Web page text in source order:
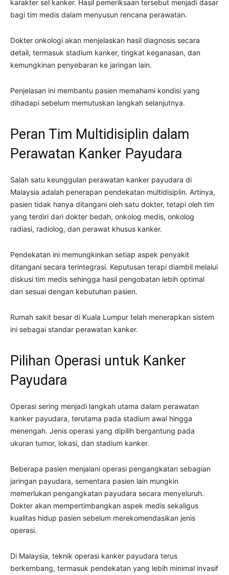
karakter sel kanker. Hasil pemeriksaan tersebut menjadi dasar
bagi tim medis dalam menyusun rencana perawatan.
Dokter onkologi akan menjelaskan hasil diagnosis secara
detail, termasuk stadium kanker, tingkat keganasan, dan
kemungkinan penyebaran ke jaringan lain.
Penjelasan ini membantu pasien memahami kondisi yang
dihadapi sebelum memutuskan langkah selanjutnya.
Peran Tim Multidisiplin dalam
Perawatan Kanker Payudara
Salah satu keunggulan perawatan kanker payudara di
Malaysia adalah penerapan pendekatan multidisiplin. Artinya,
pasien tidak hanya ditangani oleh satu dokter, tetapi oleh tim
yang terdiri dari dokter bedah, onkolog medis, onkolog
radiasi, radiolog, dan perawat khusus kanker.
Pendekatan ini memungkinkan setiap aspek penyakit
ditangani secara terintegrasi. Keputusan terapi diambil melalui
diskusi tim medis sehingga hasil pengobatan lebih optimal
dan sesuai dengan kebutuhan pasien.
Rumah sakit besar di Kuala Lumpur telah menerapkan sistem
ini sebagai standar perawatan kanker.
Pilihan Operasi untuk Kanker
Payudara
Operasi sering menjadi langkah utama dalam perawatan
kanker payudara, terutama pada stadium awal hingga
menengah. Jenis operasi yang dipilih bergantung pada
ukuran tumor, lokasi, dan stadium kanker.
Beberapa pasien menjalani operasi pengangkatan sebagian
jaringan payudara, sementara pasien lain mungkin
memerlukan pengangkatan payudara secara menyeluruh.
Dokter akan mempertimbangkan aspek medis sekaligus
kualitas hidup pasien sebelum merekomendasikan jenis
operasi.
Di Malaysia, teknik operasi kanker payudara terus
berkembang, termasuk pendekatan yang lebih minimal invasif